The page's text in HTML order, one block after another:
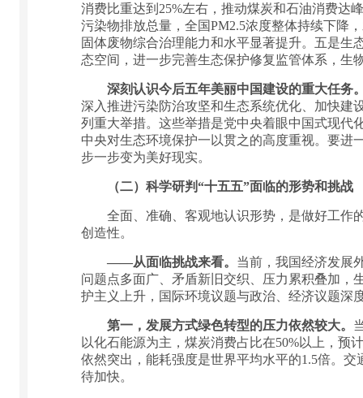
消费比重达到25%左右，推动煤炭和石油消费达
污染物排放总量，全国PM2.5浓度整体持续下降
固体废物综合治理能力和水平显著提升。五是
态空间，进一步完善生态保护修复监管体系，生
深刻认识今后五年美丽中国建设的重大任务
深入推进污染防治攻坚和生态系统优化、加快建
列重大举措。这些举措是党中央着眼中国式现代
中央对生态环境保护一以贯之的高度重视。要进
步一步变为美好现实。
（二）科学研判“十五五”面临的形势和挑战
全面、准确、客观地认识形势，是做好工作的
创造性。
——从面临挑战来看。 当前，我国经济发展
问题点多面广、矛盾新旧交织、压力累积叠加，
护主义上升，国际环境议题与政治、经济议题深
第一，发展方式绿色转型的压力依然较大。
以化石能源为主，煤炭消费占比在50%以上，预
依然突出，能耗强度是世界平均水平的1.5倍。
待加快。